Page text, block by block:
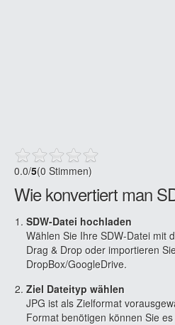
0.0/5(0 Stimmen)
Wie konvertiert man
SDW-Datei hochladen
Wählen Sie Ihre SDW-Datei mit
Drag & Drop oder importieren
DropBox/GoogleDrive.
Ziel Dateityp wählen
JPG ist als Zielformat
Format benötigen können Sie